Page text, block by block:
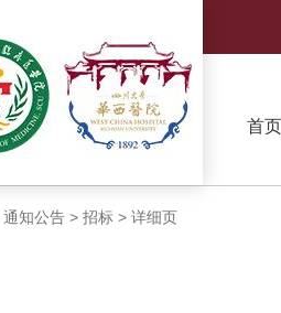
首页
通知公告 > 招标 > 详细页